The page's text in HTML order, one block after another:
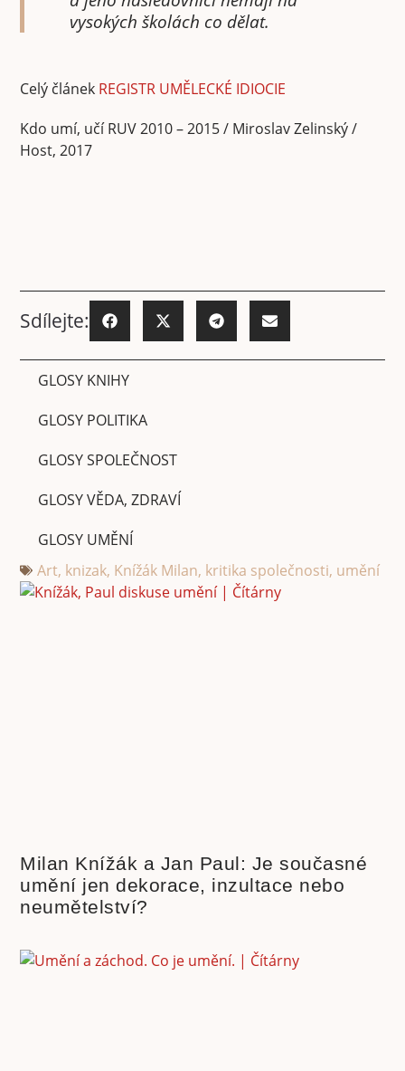
vysokých školách co dělat.
Celý článek REGISTR UMĚLECKÉ IDIOCIE
Kdo umí, učí RUV 2010 – 2015 / Miroslav Zelinský /
Host, 2017
Sdílejte:
GLOSY KNIHY
GLOSY POLITIKA
GLOSY SPOLEČNOST
GLOSY VĚDA, ZDRAVÍ
GLOSY UMĚNÍ
Art, knizak, Knížák Milan, kritika společnosti, umění
Milan Knížák a Jan Paul: Je současné
umění jen dekorace, inzultace nebo
neumětelství?